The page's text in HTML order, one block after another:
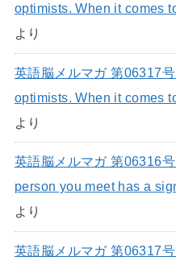
optimists. When it comes
より
英語脳メルマガ 第06317
optimists. When it comes
より
英語脳メルマガ 第06316
person you meet has a
より
英語脳メルマガ 第06317